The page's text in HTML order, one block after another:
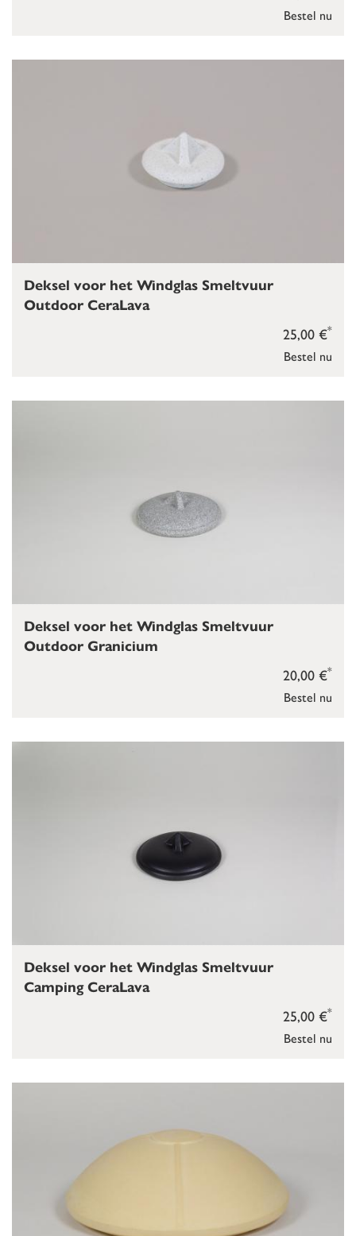
Bestel nu
Bestel nu
25,00 €*
Deksel voor het Windglas Smeltvuur
Outdoor CeraLava
Bestel nu
20,00 €*
Deksel voor het Windglas Smeltvuur
Outdoor Granicium
Bestel nu
25,00 €*
Deksel voor het Windglas Smeltvuur
Camping CeraLava